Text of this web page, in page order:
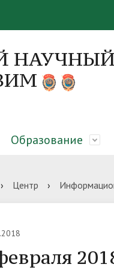
Образование
об образовательном
закрытого грунта,
› Центр ›